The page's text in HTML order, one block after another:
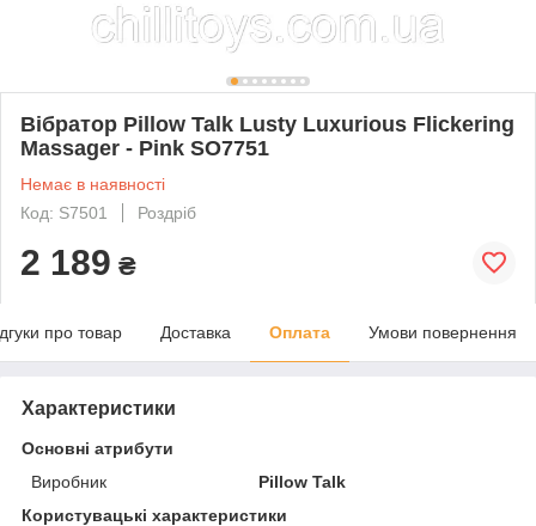
Вібратор Pillow Talk Lusty Luxurious Flickering
Massager - Pink SO7751
Немає в наявності
Код: S7501
Роздріб
2 189 ₴
про товар Доставка Оплата Умови повернення
Характеристики
Основні атрибути
Виробник
Pillow Talk
Користувацькі характеристики